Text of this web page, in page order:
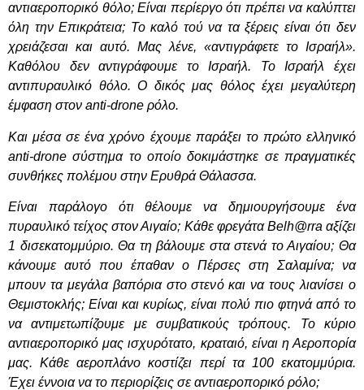
αντιαεροπορικό θόλο; Είναι περίεργο ότι πρέπει να καλύπτει
όλη την Επικράτεια; Το καλό τού να τα ξέρεις είναι ότι δεν
χρειάζεσαι και αυτό. Μας λένε, «αντιγράφετε το Ισραήλ».
Καθόλου δεν αντιγράφουμε το Ισραήλ. Το Ισραήλ έχει
αντιπυραυλικό θόλο. Ο δικός μας θόλος έχει μεγαλύτερη
έμφαση στον anti-drone ρόλο.
Και μέσα σε ένα χρόνο έχουμε παράξει το πρώτο ελληνικό
anti-drone σύστημα το οποίο δοκιμάστηκε σε πραγματικές
συνθήκες πολέμου στην Ερυθρά Θάλασσα.
Είναι παράλογο ότι θέλουμε να δημιουργήσουμε ένα
πυραυλικό τείχος στον Αιγαίο; Κάθε φρεγάτα Belh@rra αξίζει
1 δισεκατομμύριο. Θα τη βάλουμε στα στενά το Αιγαίου; Θα
κάνουμε αυτό που έπαθαν ο Πέρσες στη Σαλαμίνα; να
μπουν τα μεγάλα βαπόρια στο στενό και να τους λιανίσει ο
Θεμιστοκλής; Είναι και κυρίως, είναι πολύ πιο φτηνά από το
να αντιμετωπίζουμε με συμβατικούς τρόπους. Το κύριο
αντιαεροπορικό μας ισχυρότατο, κραταιό, είναι η Αεροπορία
μας. Κάθε αεροπλάνο κοστίζει περί τα 100 εκατομμύρια.
Έχει έννοια να το περιορίζεις σε αντιαεροπορικό ρόλο;